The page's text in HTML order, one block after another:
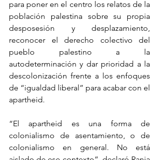
para poner en el centro los relatos de la
población palestina sobre su propia
desposesión y desplazamiento,
reconocer el derecho colectivo del
pueblo palestino a la
autodeterminación y dar prioridad a la
descolonización frente a los enfoques
de “igualdad liberal” para acabar con el
apartheid.
“El apartheid es una forma de
colonialismo de asentamiento, o de
colonialismo en general. No está